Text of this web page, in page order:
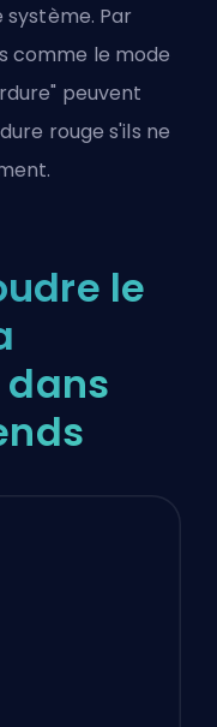
Par
comme le mode
peuvent
rouge s'ils ne
le